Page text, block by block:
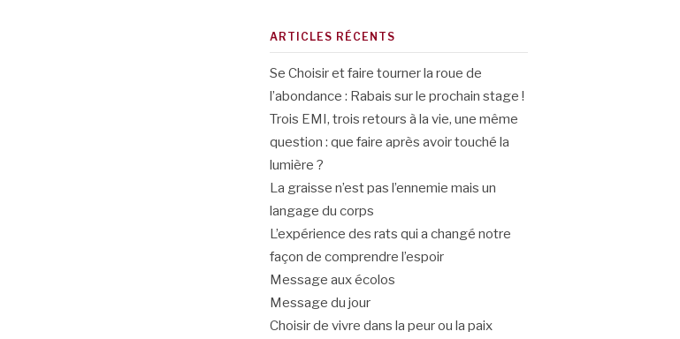
ARTICLES RÉCENTS
Se Choisir et faire tourner la roue de
l’abondance : Rabais sur le prochain stage !
Trois EMI, trois retours à la vie, une même
question : que faire après avoir touché la
lumière ?
La graisse n’est pas l’ennemie mais un
langage du corps
L’expérience des rats qui a changé notre
façon de comprendre l’espoir
Message aux écolos
Message du jour
Choisir de vivre dans la peur ou la paix